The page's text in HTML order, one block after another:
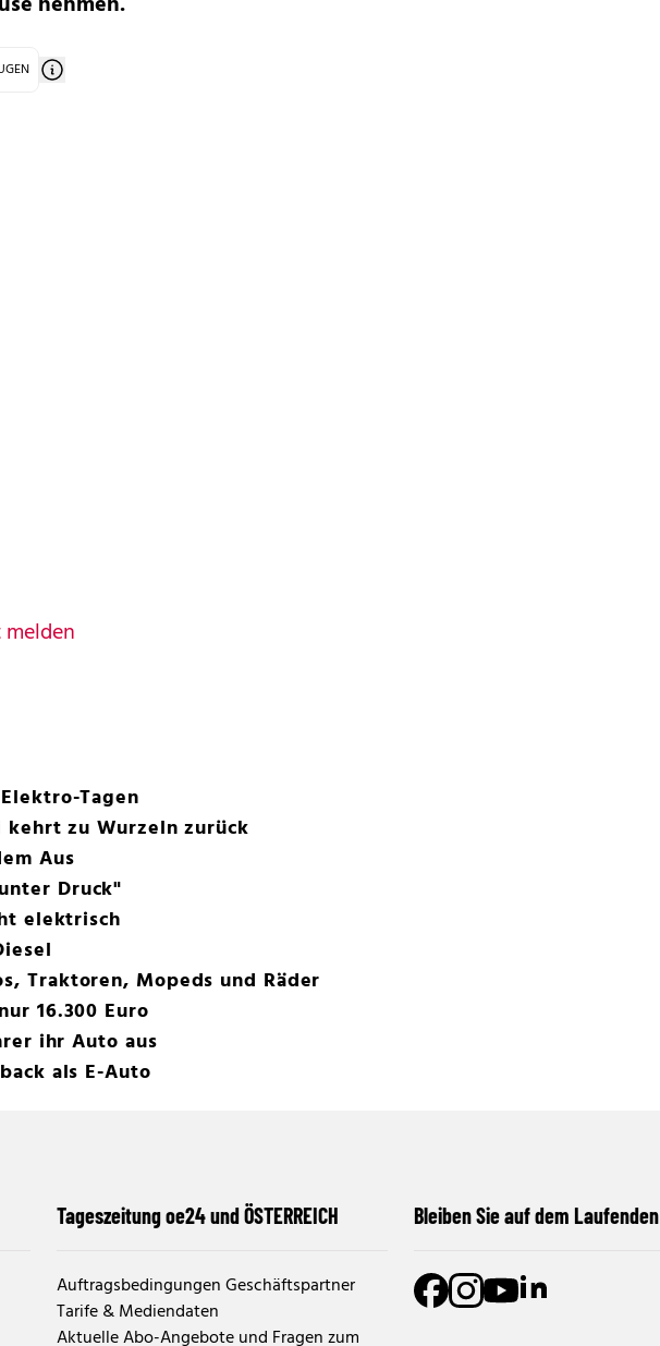
Tagen
kehrt zu Wurzeln zurück
Aus
Druck"
elektrisch
Traktoren, Mopeds und Räder
16.300 Euro
ihr Auto aus
als E-Auto
Tageszeitung oe24 und ÖSTERREICH
Auftragsbedingungen Geschäftspartner
Tarife & Mediendaten
Aktuelle Abo-Angebote und Fragen zum
Bleiben Sie auf dem Laufenden